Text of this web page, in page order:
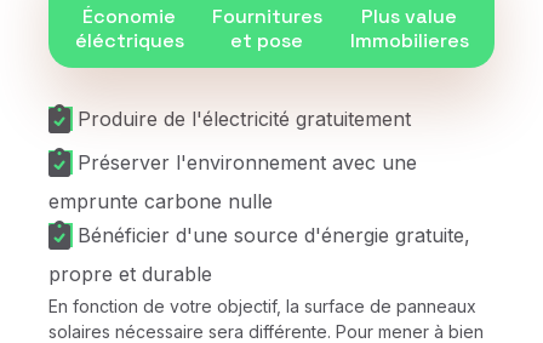
Économie
éléctriques
Fournitures
et pose
Plus value
Immobilieres
Produire de l'électricité gratuitement
Préserver l'environnement avec une
emprunte carbone nulle
Bénéficier d'une source d'énergie gratuite,
propre et durable
En fonction de votre objectif, la surface de panneaux
solaires nécessaire sera différente. Pour mener à bien